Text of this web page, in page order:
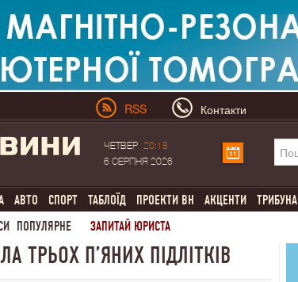
RSS Контакти
ЧЕТВЕР
20:18
6 СЕРПНЯ 2026
АВТО СПОРТ ТАБЛОЇД ПРОЕКТИ ВН АКЦЕНТИ ТРИБУНА
ПОПУЛЯРНЕ ЗАПИТАЙ ЮРИСТА
ТРЬОХ П’ЯНИХ ПІДЛІТКІВ